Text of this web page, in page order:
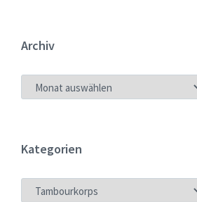
Archiv
ARCHIV
Kategorien
KATEGORIEN